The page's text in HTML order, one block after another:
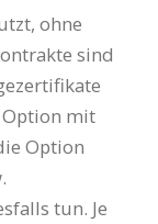
ohne
sind
Option mit
Option
tun. Je